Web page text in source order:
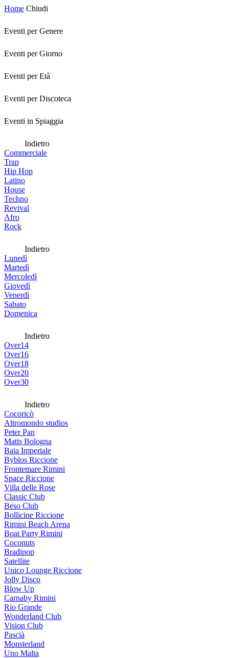
Home Chiudi
Eventi per Genere
Eventi per Giorno
Eventi per Età
Eventi per Discoteca
Eventi in Spiaggia
Indietro
Commerciale
Trap
Hip Hop
Latino
House
Techno
Revival
Afro
Rock
Indietro
Lunedì
Martedì
Mercoledì
Giovedì
Venerdì
Sabato
Domenica
Indietro
Over14
Over16
Over18
Over20
Over30
Indietro
Cocoricò
Altromondo studios
Peter Pan
Matis Bologna
Baia Imperiale
Byblos Riccione
Frontemare Rimini
Space Riccione
Villa delle Rose
Classic Club
Beso Club
Bollicine Riccione
Rimini Beach Arena
Boat Party Rimini
Coconuts
Bradipop
Satellite
Unico Lounge Riccione
Jolly Disco
Blow Up
Carnaby Rimini
Rio Grande
Wonderland Club
Vision Club
Pascià
Monsterland
Uno Malta